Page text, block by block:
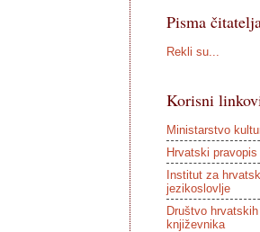
Pisma
Rekli su...
Korisni
Ministarstvo
Hrvatski pravopis
Institut za
jezikoslovlje
Društvo hrvatskih
književnika